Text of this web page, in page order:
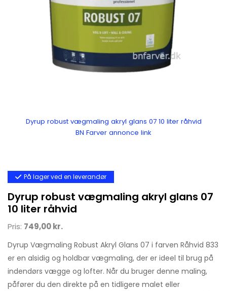
Dyrup robust vægmaling akryl glans 07 10 liter råhvid
BN Farver annonce link
På lager ved en leverandør
Dyrup robust vægmaling akryl glans 07
10 liter råhvid
Pris: 749,00 kr.
Dyrup Vægmaling Robust Akryl Glans 07 i farven Råhvid 833
er en alsidig og holdbar vægmaling, der er ideel til brug på
indendørs vægge og lofter. Når du bruger denne maling,
påfører du den direkte på en tidligere malet eller